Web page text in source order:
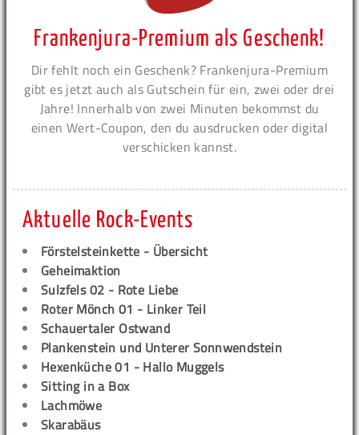
Frankenjura-Premium als Geschenk!
Dir fehlt noch ein Geschenk? Frankenjura-Premium
gibt es jetzt auch als Gutschein für ein, zwei oder drei
Jahre! Innerhalb von zwei Minuten bekommst du
einen Wert-Coupon, den du ausdrucken oder digital
verschicken kannst.
Aktuelle Rock-Events
Förstelsteinkette - Übersicht
Geheimaktion
Sulzfels 02 - Rote Liebe
Roter Mönch 01 - Linker Teil
Schauertaler Ostwand
Plankenstein und Unterer Sonnwendstein
Hexenküche 01 - Hallo Muggels
Sitting in a Box
Lachmöwe
Skarabäus